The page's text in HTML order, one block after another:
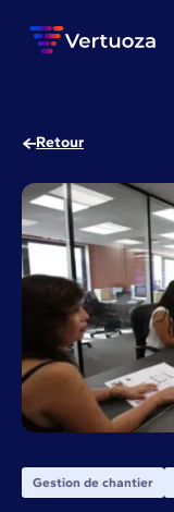
Retour
Gestion de chantier